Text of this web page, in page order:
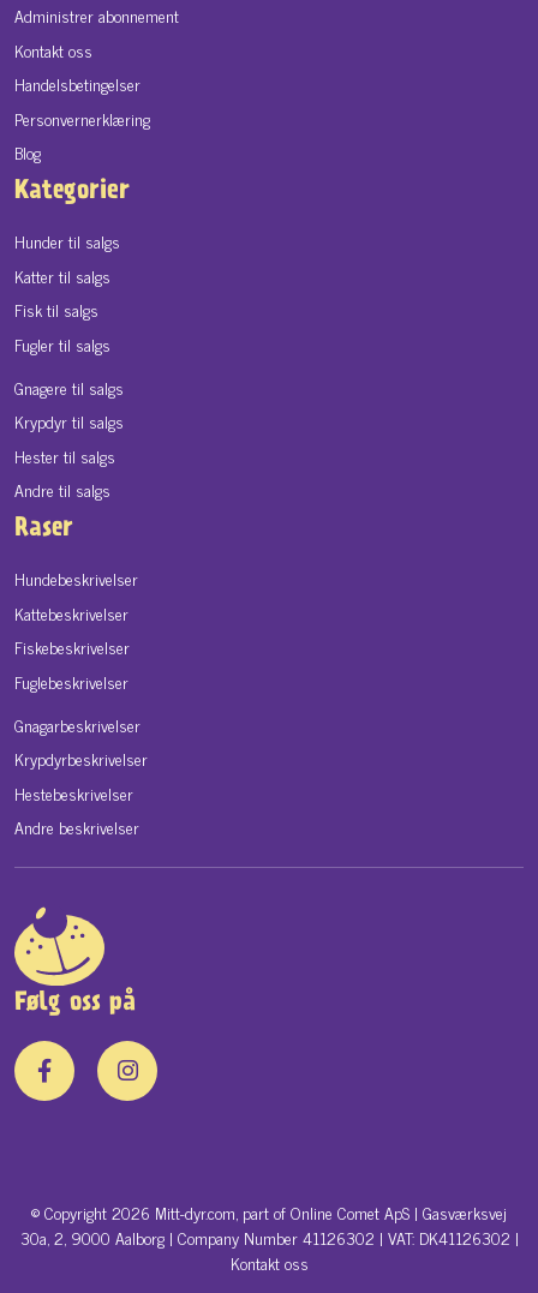
Administrer abonnement
Kontakt oss
Handelsbetingelser
Personvernerklæring
Blog
Kategorier
Hunder til salgs
Katter til salgs
Fisk til salgs
Fugler til salgs
Gnagere til salgs
Krypdyr til salgs
Hester til salgs
Andre til salgs
Raser
Hundebeskrivelser
Kattebeskrivelser
Fiskebeskrivelser
Fuglebeskrivelser
Gnagarbeskrivelser
Krypdyrbeskrivelser
Hestebeskrivelser
Andre beskrivelser
Følg oss på
© Copyright 2026 Mitt-dyr.com, part of Online Comet ApS | Gasværksvej
30a, 2, 9000 Aalborg | Company Number 41126302 | VAT: DK41126302 |
Kontakt oss